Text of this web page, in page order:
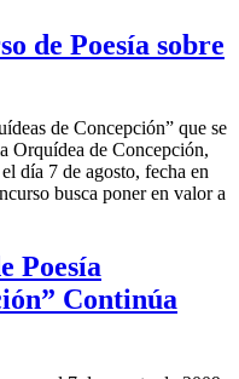
de Poesía sobre
de Concepción” que se
Orquídea de Concepción,
día 7 de agosto, fecha en
busca poner en valor a
Poesía
Continúa